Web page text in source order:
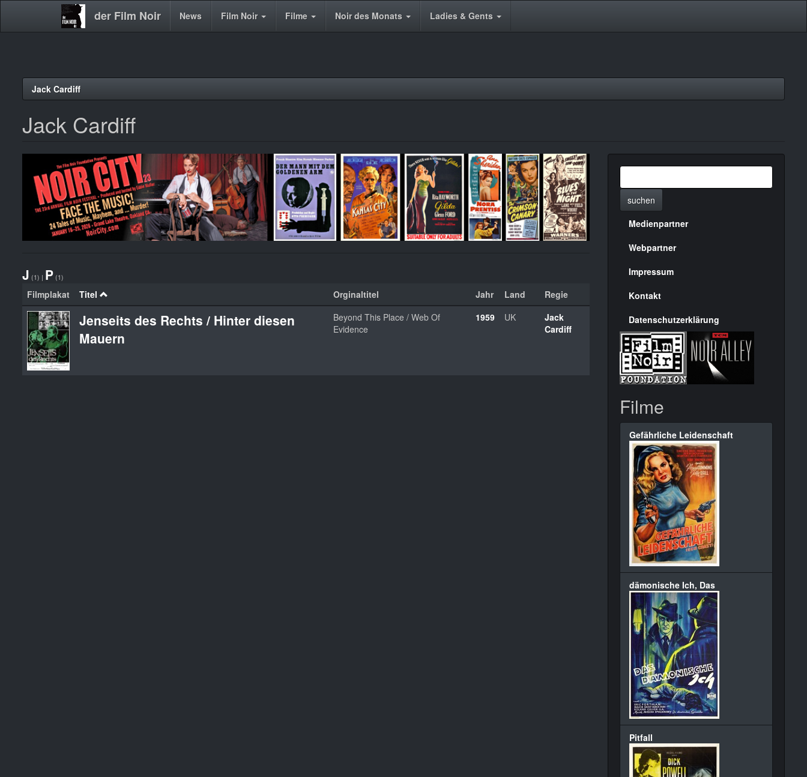
der Film Noir
Main News Film Noir Filme Noir des Monats Ladies & Gents
Jack Cardiff
Jack Cardiff
J (1) | P (1)
Filmplakat Titel Orginaltitel Jahr Land Regie
Jenseits des Rechts / Hinter diesen
Mauern
Beyond This Place / Web Of
Evidence
1959 UK
Jack
Cardiff
suchen
Menülinks
rechte
Seite
Medienpartner
Webpartner
Impressum
Kontakt
Datenschutzerklärung
Filme
Gefährliche Leidenschaft
dämonische Ich, Das
Pitfall